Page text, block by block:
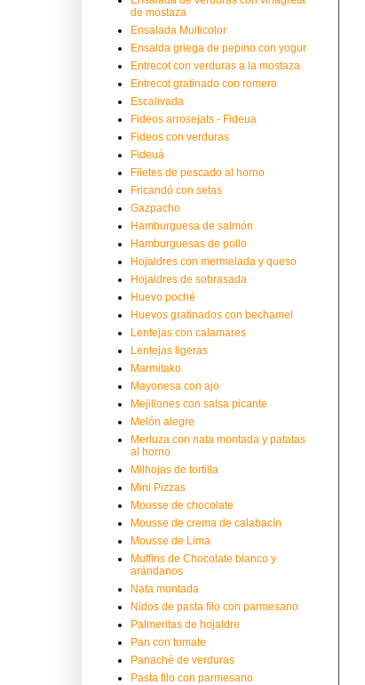
de mostaza
Ensalada Multicolor
Ensalda griega de pepino con yogur
Entrecot con verduras a la mostaza
Entrecot gratinado con romero
Escalivada
Fideos arrosejats - Fideua
Fideos con verduras
Fideuà
Filetes de pescado al horno
Fricandó con setas
Gazpacho
Hamburguesa de salmón
Hamburguesas de pollo
Hojaldres con mermelada y queso
Hojaldres de sobrasada
Huevo poché
Huevos gratinados con bechamel
Lentejas con calamares
Lentejas ligeras
Marmitako
Mayonesa con ajo
Mejillones con salsa picante
Melón alegre
Merluza con nata montada y patatas
al horno
Milhojas de tortilla
Mini Pizzas
Mousse de chocolate
Mousse de crema de calabacín
Mousse de Lima
Muffins de Chocolate blanco y
arándanos
Nata montada
Nidos de pasta filo con parmesano
Palmeritas de hojaldre
Pan con tomate
Panaché de verduras
Pasta filo con parmesano